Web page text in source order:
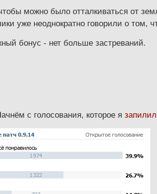
можно было отталкиваться от
уже неоднократно говорили о том,
бонус - нет больше застреваний.
с голосования, которое я запилил